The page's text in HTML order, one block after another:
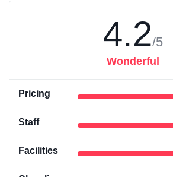
4.2/5
Wonderful
Pricing
Staff
Facilities